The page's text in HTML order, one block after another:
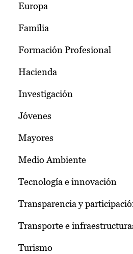
Europa
Familia
Formación Profesional
Hacienda
Investigación
Jóvenes
Mayores
Medio Ambiente
Tecnología e innovación
Transparencia y
Transporte e
Turismo